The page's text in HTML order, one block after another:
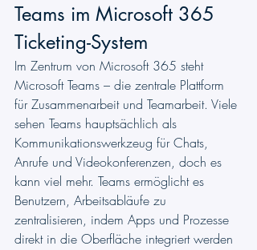
Teams im Microsoft 365
Ticketing-System
Im Zentrum von Microsoft 365 steht
Microsoft Teams – die zentrale Plattform
für Zusammenarbeit und Teamarbeit. Viele
sehen Teams hauptsächlich als
Kommunikationswerkzeug für Chats,
Anrufe und Videokonferenzen, doch es
kann viel mehr. Teams ermöglicht es
Benutzern, Arbeitsabläufe zu
zentralisieren, indem Apps und Prozesse
direkt in die Oberfläche integriert werden